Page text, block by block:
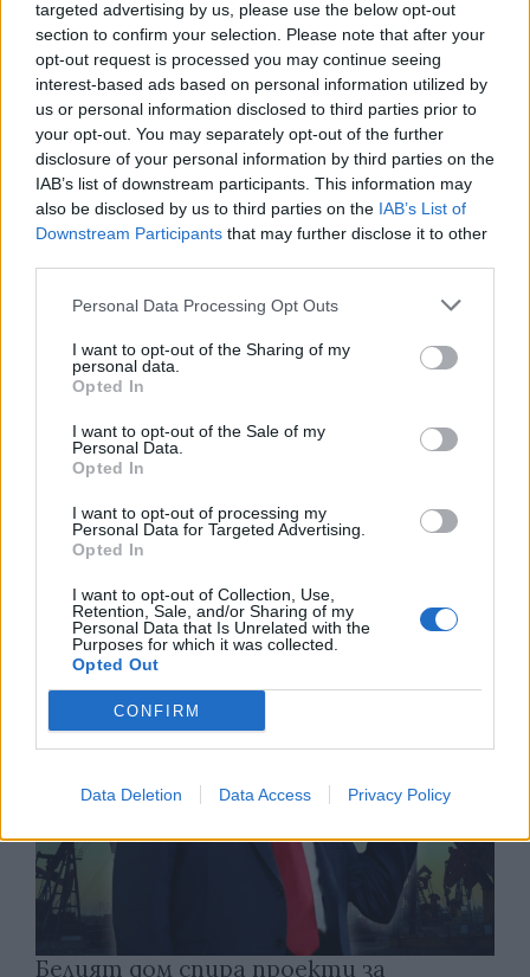
targeted advertising by us, please use the below opt-out
section to confirm your selection. Please note that after your
opt-out request is processed you may continue seeing
interest-based ads based on personal information utilized by
us or personal information disclosed to third parties prior to
your opt-out. You may separately opt-out of the further
disclosure of your personal information by third parties on the
IAB’s list of downstream participants. This information may
also be disclosed by us to third parties on the IAB’s List of
Downstream Participants that may further disclose it to other
Personal Data Processing Opt Outs
I want to opt-out of the Sharing of my
personal data.
Opted In
I want to opt-out of the Sale of my
Personal Data.
Opted In
I want to opt-out of processing my
Personal Data for Targeted Advertising.
Opted In
I want to opt-out of Collection, Use,
Retention, Sale, and/or Sharing of my
Personal Data that Is Unrelated with the
Purposes for which it was collected.
Opted Out
CONFIRM
Data Deletion Data Access Privacy Policy
Потребителят има право сам да
избере кои плажни принадлежности да
наеме
09.08.2026 / 18:00
Природен газ от Кипър ще потече към
Европа през 2028 година
09.08.2026 / 17:30
Белият дом спира проекти за